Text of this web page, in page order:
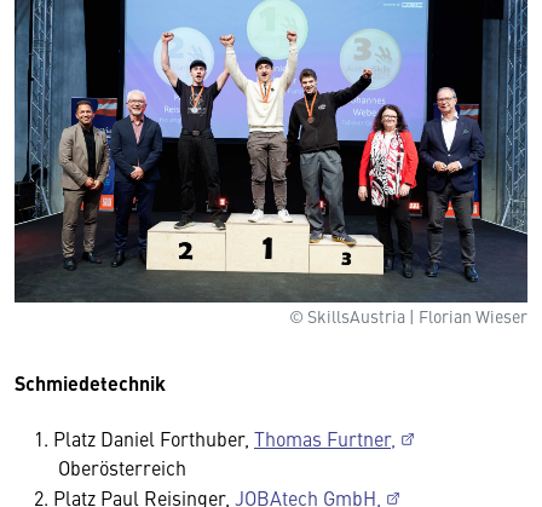
© SkillsAustria | Florian Wieser
Schmiedetechnik
Platz Daniel Forthuber, Thomas Furtner,
Oberösterreich
Platz Paul Reisinger, JOBAtech GmbH,